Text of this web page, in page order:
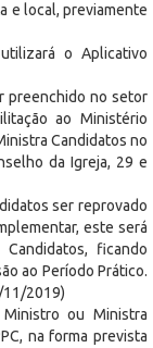
e local, previamente
o Aplicativo
preenchido no setor
ao Ministério
Candidatos no
da Igreja, 29 e
ser reprovado
este será
ficando
ao Período Prático.
11/2019)
ou Ministra
na forma prevista